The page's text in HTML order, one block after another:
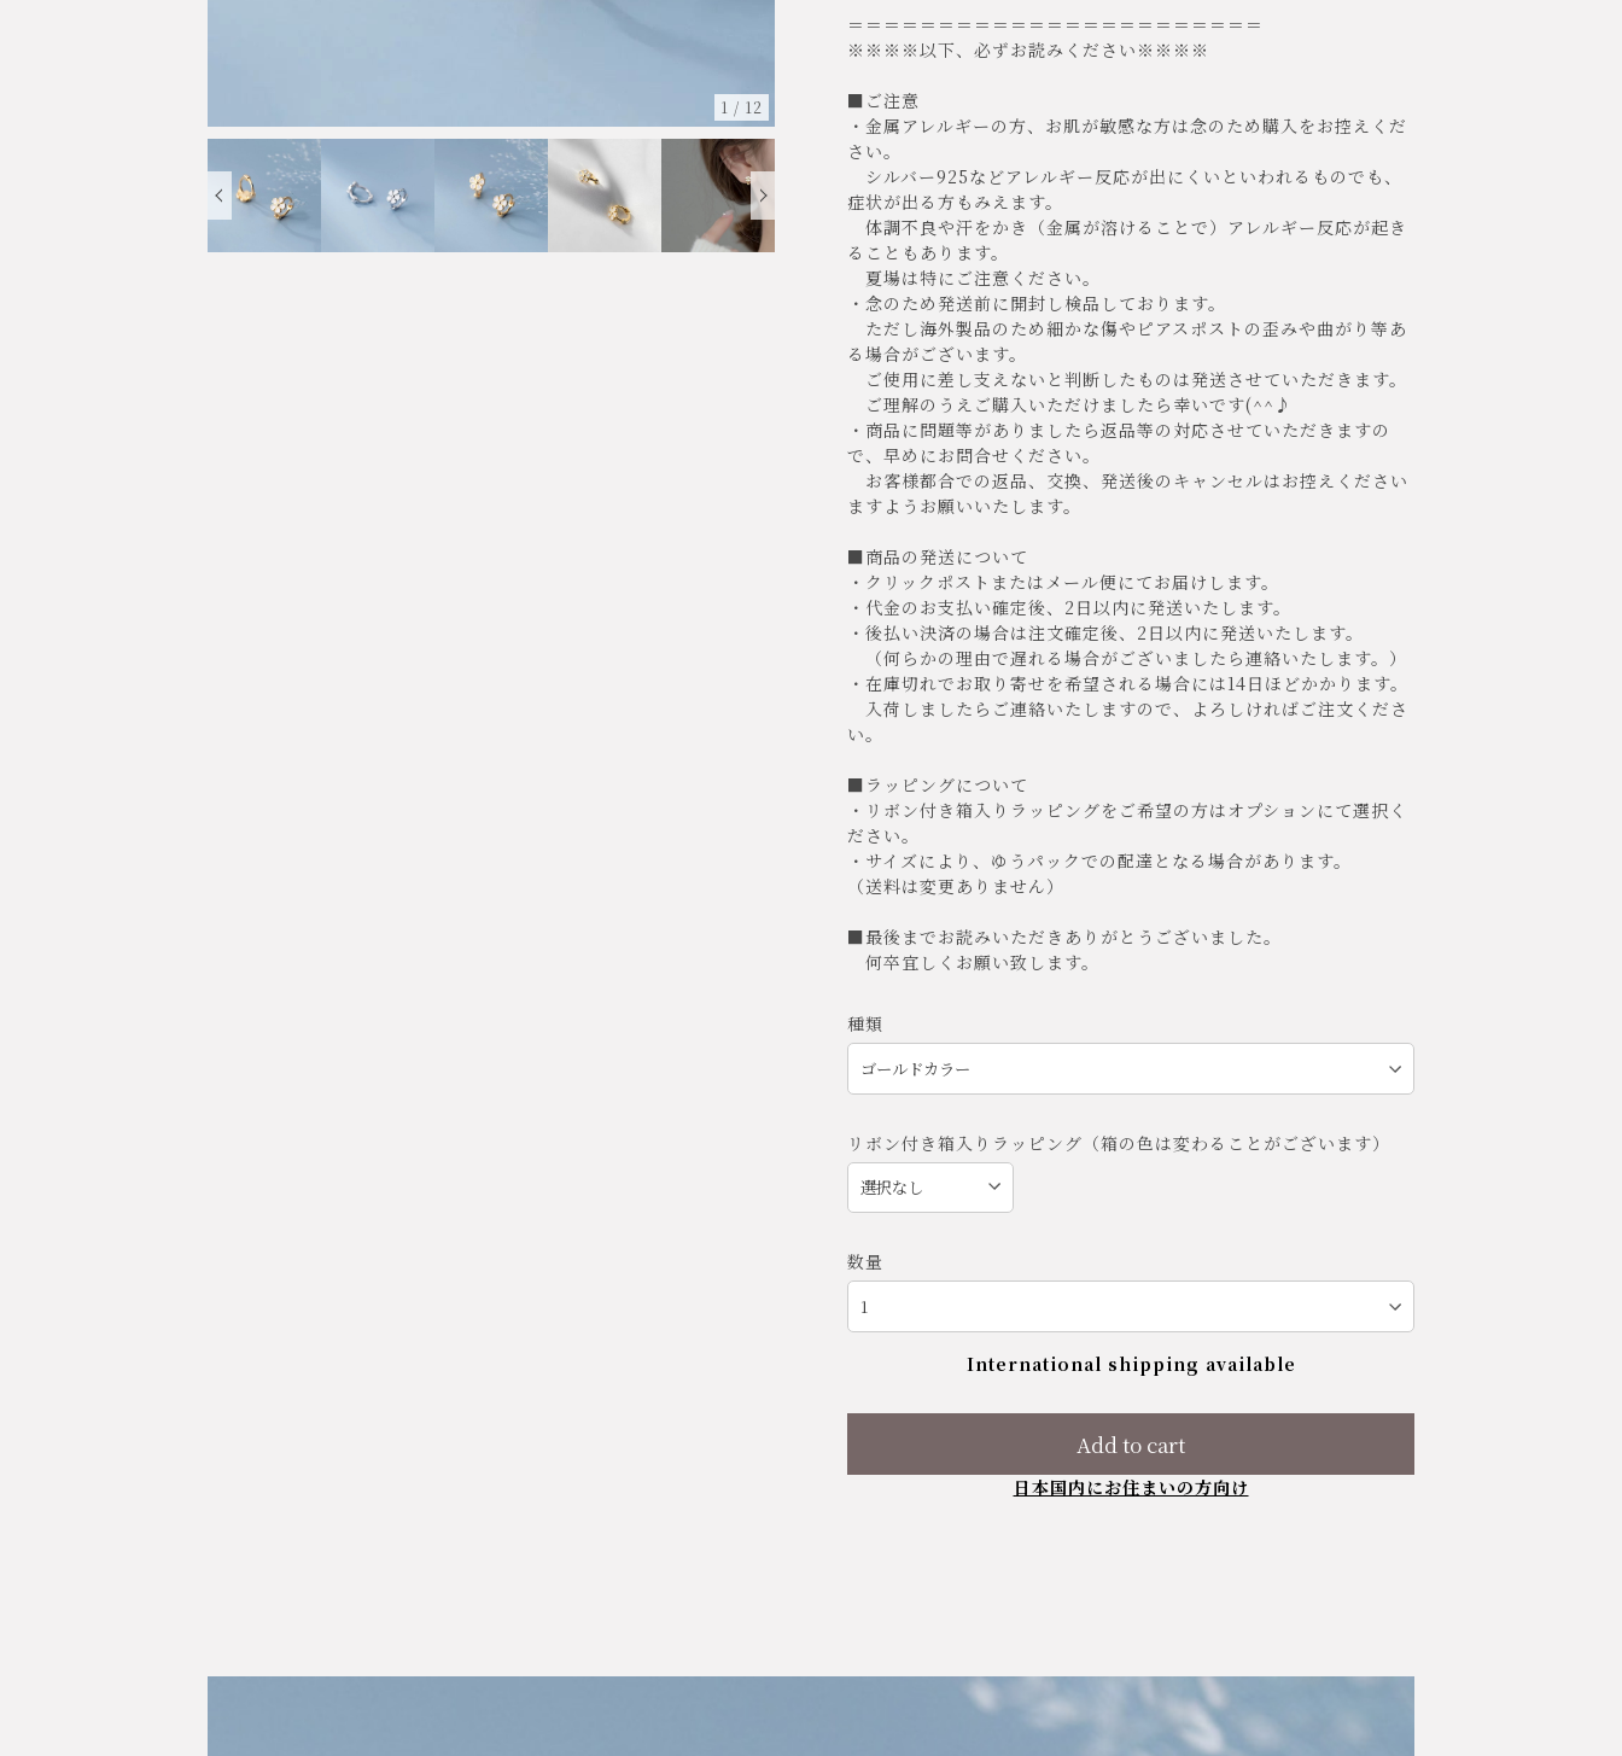
1 / 12
＝＝＝＝＝＝＝＝＝＝＝＝＝＝＝＝＝＝＝＝＝＝＝
※※※※以下、必ずお読みください※※※※
■ご注意
・金属アレルギーの方、お肌が敏感な方は念のため購入をお控えくだ
さい。
シルバー925などアレルギー反応が出にくいといわれるものでも、
症状が出る方もみえます。
体調不良や汗をかき（金属が溶けることで）アレルギー反応が起き
ることもあります。
夏場は特にご注意ください。
・念のため発送前に開封し検品しております。
ただし海外製品のため細かな傷やピアスポストの歪みや曲がり等あ
る場合がございます。
ご使用に差し支えないと判断したものは発送させていただきます。
ご理解のうえご購入いただけましたら幸いです(^^♪
・商品に問題等がありましたら返品等の対応させていただきますの
で、早めにお問合せください。
お客様都合での返品、交換、発送後のキャンセルはお控えください
ますようお願いいたします。
■商品の発送について
・クリックポストまたはメール便にてお届けします。
・代金のお支払い確定後、2日以内に発送いたします。
・後払い決済の場合は注文確定後、2日以内に発送いたします。
（何らかの理由で遅れる場合がございましたら連絡いたします。）
・在庫切れでお取り寄せを希望される場合には14日ほどかかります。
入荷しましたらご連絡いたしますので、よろしければご注文くださ
い。
■ラッピングについて
・リボン付き箱入りラッピングをご希望の方はオプションにて選択く
ださい。
・サイズにより、ゆうパックでの配達となる場合があります。
（送料は変更ありません）
■最後までお読みいただきありがとうございました。
何卒宜しくお願い致します。
種類
リボン付き箱入りラッピング（箱の色は変わることがございます）
数量
International shipping available
Add to cart
日本国内にお住まいの方向け